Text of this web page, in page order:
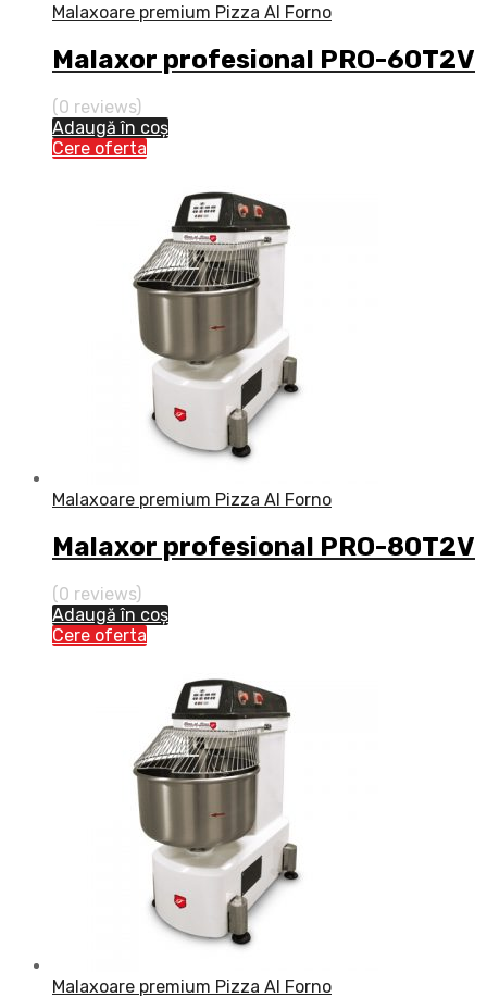
Malaxoare premium Pizza Al Forno
Malaxor profesional PRO-60T2V
(0 reviews)
Adaugă în coș
Cere oferta
Malaxoare premium Pizza Al Forno
Malaxor profesional PRO-80T2V
(0 reviews)
Adaugă în coș
Cere oferta
Malaxoare premium Pizza Al Forno